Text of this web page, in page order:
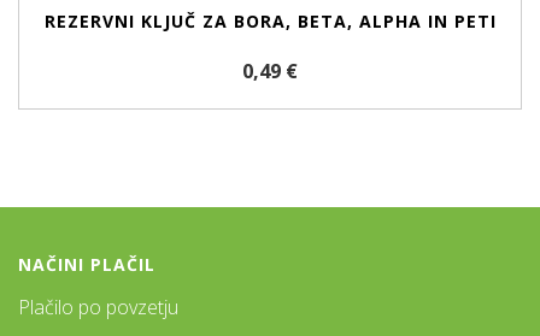
REZERVNI KLJUČ ZA BORA, BETA, ALPHA IN PETI
0,49 €
NAČINI PLAČIL
Plačilo po povzetju